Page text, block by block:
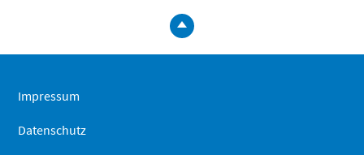
zum
Impressum
Datenschutz